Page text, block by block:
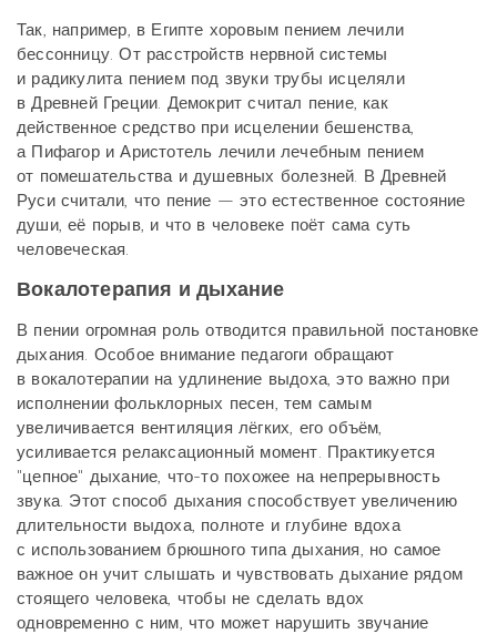
Так, например, в Египте хоровым пением лечили
бессонницу. От расстройств нервной системы
и радикулита пением под звуки трубы исцеляли
в Древней Греции. Демокрит считал пение, как
действенное средство при исцелении бешенства,
а Пифагор и Аристотель лечили лечебным пением
от помешательства и душевных болезней. В Древней
Руси считали, что пение — это естественное состояние
души, её порыв, и что в человеке поёт сама суть
человеческая.
Вокалотерапия и дыхание
В пении огромная роль отводится правильной постановке
дыхания. Особое внимание педагоги обращают
в вокалотерапии на удлинение выдоха, это важно при
исполнении фольклорных песен, тем самым
увеличивается вентиляция лёгких, его объём,
усиливается релаксационный момент. Практикуется
"цепное" дыхание, что-то похожее на непрерывность
звука. Этот способ дыхания способствует увеличению
длительности выдоха, полноте и глубине вдоха
с использованием брюшного типа дыхания, но самое
важное он учит слышать и чувствовать дыхание рядом
стоящего человека, чтобы не сделать вдох
одновременно с ним, что может нарушить звучание